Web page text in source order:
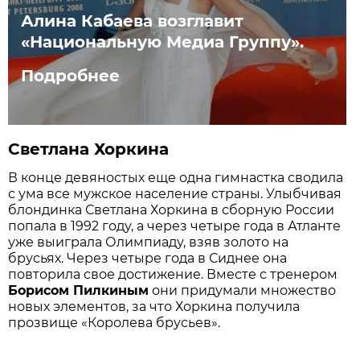
Алина Кабаева возглавит
«Национальную Медиа Группу».
Подробнее
Светлана Хоркина
В конце девяностых еще одна гимнастка сводила
с ума все мужское население страны. Улыбчивая
блондинка Светлана Хоркина в сборную России
попала в 1992 году, а через четыре года в Атланте
уже выиграла Олимпиаду, взяв золото на
брусьях. Через четыре года в Сиднее она
повторила свое достижение. Вместе с тренером
Борисом Пилкиным они придумали множество
новых элементов, за что Хоркина получила
прозвище «Королева брусьев».